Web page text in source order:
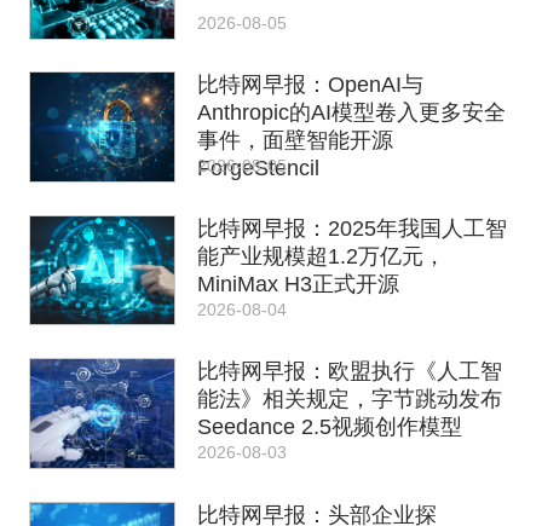
2026-08-05
比特网早报：OpenAI与
Anthropic的AI模型卷入更多安全
事件，面壁智能开源
ForgeStencil
2026-08-05
比特网早报：2025年我国人工智
能产业规模超1.2万亿元，
MiniMax H3正式开源
2026-08-04
比特网早报：欧盟执行《人工智
能法》相关规定，字节跳动发布
Seedance 2.5视频创作模型
2026-08-03
比特网早报：头部企业探